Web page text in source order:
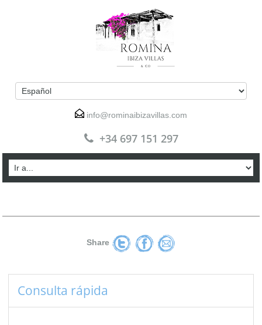
info@rominaibizavillas.com
+34 697 151 297
Share
Consulta rápida